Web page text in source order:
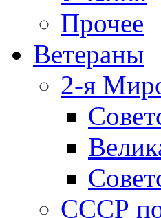
Прочее
Ветераны
2-я
СССР